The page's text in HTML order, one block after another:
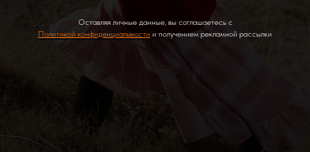
Оставляя личные данные, вы соглашаетесь с
Политикой конфиденциальности и получением рекламной рассылки